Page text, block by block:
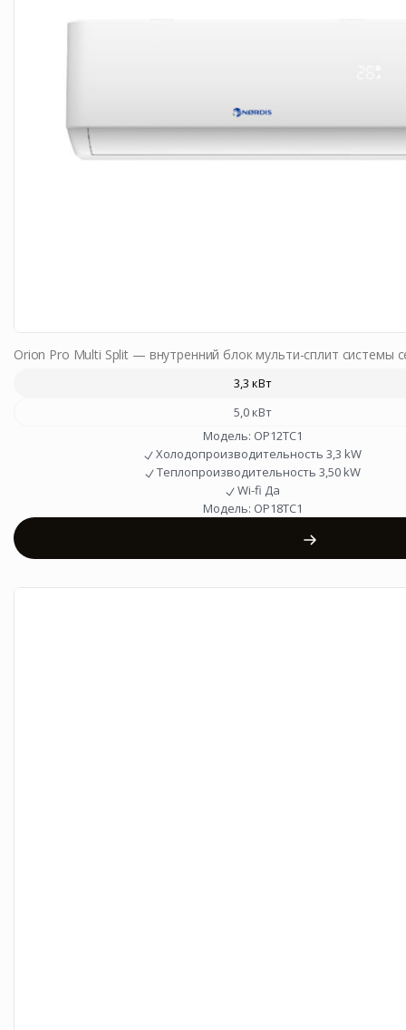
Orion Pro Multi Split — внутренний блок мульти-сплит системы
3,3 кВт
5,0 кВт
Модель: OP12TC1
Холодопроизводительность 3,3 kW
Теплопроизводительность 3,50 kW
Wi-fi Да
Модель: OP18TC1